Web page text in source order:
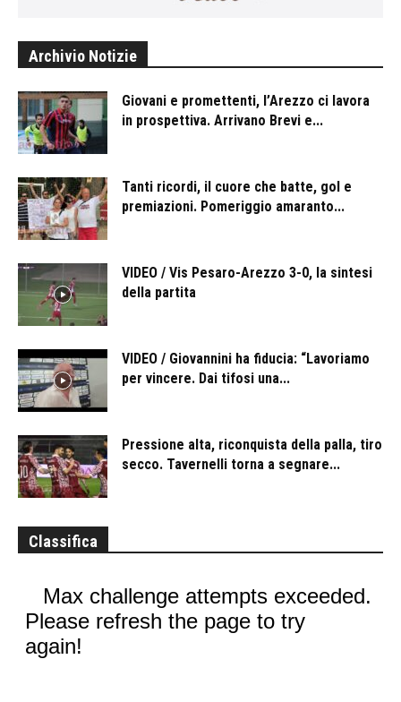
Archivio Notizie
Giovani e promettenti, l’Arezzo ci lavora
in prospettiva. Arrivano Brevi e...
Tanti ricordi, il cuore che batte, gol e
premiazioni. Pomeriggio amaranto...
VIDEO / Vis Pesaro-Arezzo 3-0, la sintesi
della partita
VIDEO / Giovannini ha fiducia: “Lavoriamo
per vincere. Dai tifosi una...
Pressione alta, riconquista della palla, tiro
secco. Tavernelli torna a segnare...
Classifica